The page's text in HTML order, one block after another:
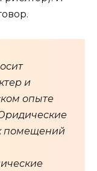
и
опыте
помещений